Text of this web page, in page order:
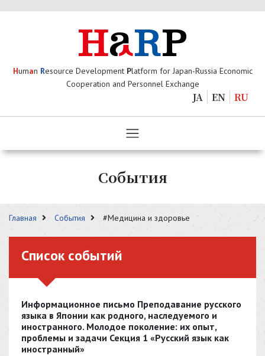
Human Resource Development Platform for Japan-Russia Economic
Cooperation and Personnel Exchange
JA EN RU
События
Главная События #Медицина и здоровье
Список событий
Информационное письмо Преподавание русского
языка в Японии как родного, наследуемого и
иностранного. Молодое поколение: их опыт,
проблемы и задачи Секция 1 «Русский язык как
иностранный»